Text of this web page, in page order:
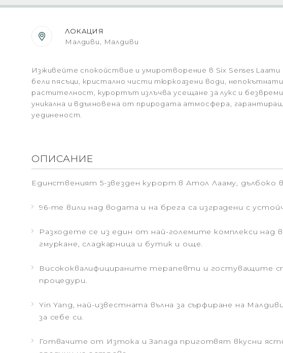
ЛОКАЦИЯ
Малдиви, Малдиви
Изживейте спокойствие и умиротворение в Six Senses
бели пясъци, кристално чисти тюркоазени води,
растителност, курортът излъчва усещане за лукс и
уникална и вдъхновена от природата атмосфера,
уединеност.
ОПИСАНИЕ
Единственият 5-звезден курорт в Атол Лааму, дълбоко
96-те вили над водата и на брега са изградени с
Разходете се из един от най-големите комплекси
гмуркане, сладкарница и бутик и още.
Висококвалифицираните терапевти и гостуващите
процедури.
Yin Yang, най-известната вълна за сърфиране на
за себе си.
Готвачите от Изтока и Запада приготвят вкусни